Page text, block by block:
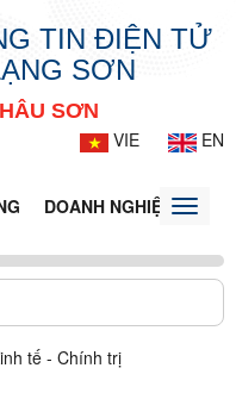
TIN ĐIỆN TỬ
SƠN
SƠN
VIE
EN
DOANH NGHIỆP TIN
Toggle
tế - Chính trị